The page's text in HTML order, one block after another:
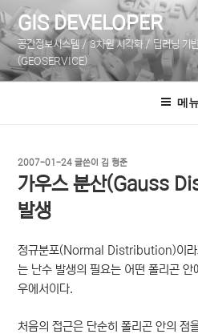
텐
츠
로
바
GIS DEVELOPER
공간정보시스템 / 3차원 시각화 / 딥러닝 기
(GEOSERVICE)
메
작
성
일
자
2007-01-24 글쓴이김 형준
가우스 분산(Gauss
발생
정규분포(Normal Distribution)이라
는 난수 발생의 필요는 어떤 폴리곤
우에서이다.
처음의 접근은 단순히 폴리곤 안의 점